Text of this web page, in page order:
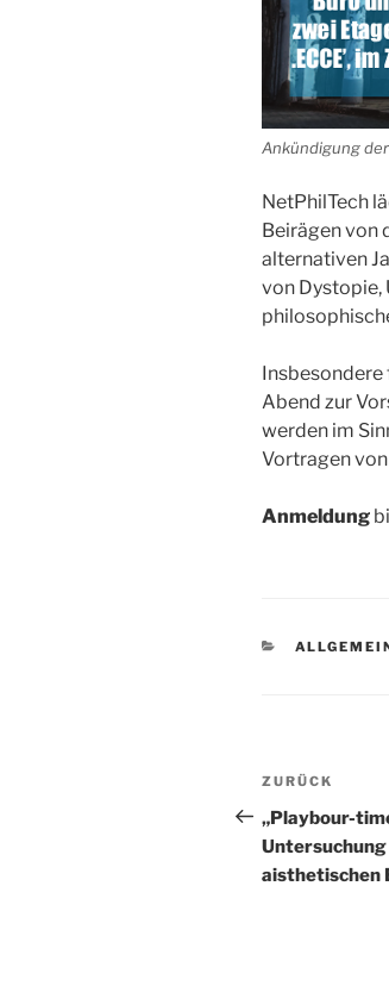
Ankündigung
NetPhilTech
Beirägen von
alternativen
von Dystopie,
Insbesondere
Abend zur
werden im
Vortragen
Anmeldung
Vorheriger
Beitrag
ZURÜCK
„Playbour-
aisthetischen